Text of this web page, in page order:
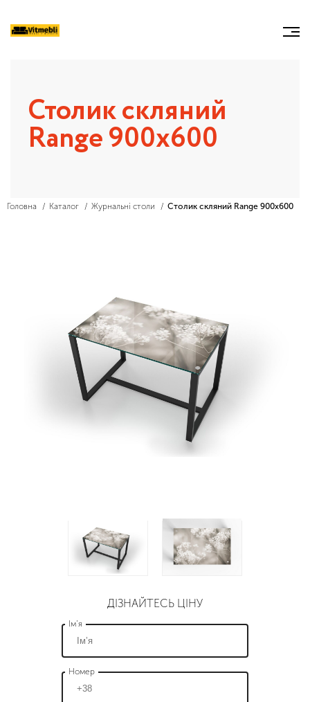
Столик скляний
Range 900x600
Головна Каталог Журнальні столи Столик скляний Range 900x600
ДІЗНАЙТЕСЬ ЦІНУ
Ім’я
Номер